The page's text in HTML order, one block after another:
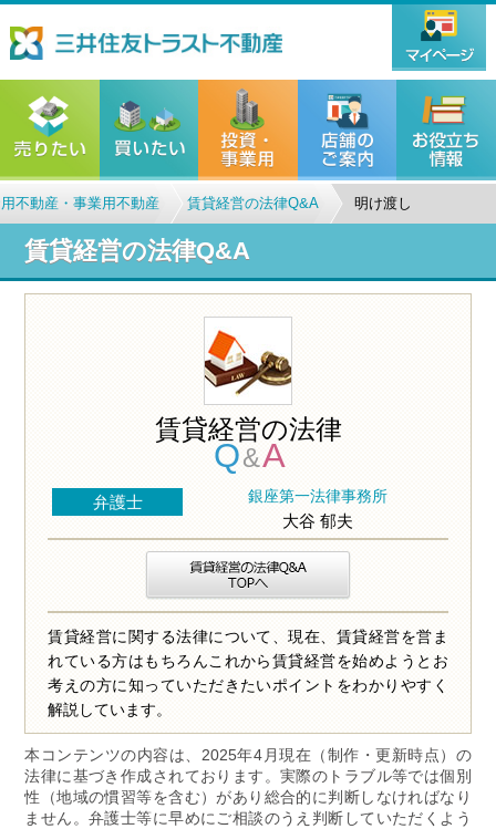
不動産・事業用不動産 賃貸経営の法律Q&A 明け渡し
賃貸経営の法律Q&A
賃貸経営の法律
Q&A
弁護士 銀座第一法律事務所
大谷 郁夫
賃貸経営に関する法律について、現在、賃貸経営を営ま
れている方はもちろんこれから賃貸経営を始めようとお
考えの方に知っていただきたいポイントをわかりやすく
解説しています。
本コンテンツの内容は、2025年4月現在（制作・更新時点）の
法律に基づき作成されております。実際のトラブル等では個別
性（地域の慣習等を含む）があり総合的に判断しなければなり
ません。弁護士等に早めにご相談のうえ判断していただくよう